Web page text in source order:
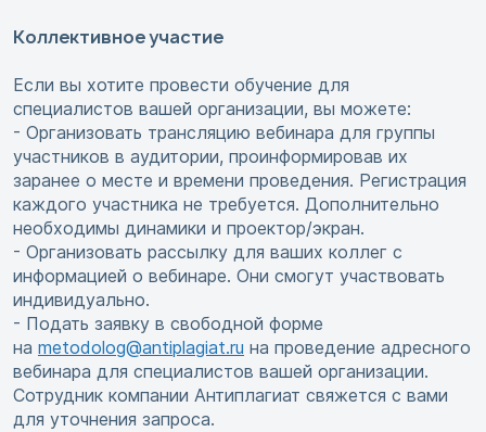
Коллективное участие
Если вы хотите провести обучение для
специалистов вашей организации, вы можете:
- Организовать трансляцию вебинара для группы
участников в аудитории, проинформировав их
заранее о месте и времени проведения. Регистрация
каждого участника не требуется. Дополнительно
необходимы динамики и проектор/экран.
- Организовать рассылку для ваших коллег с
информацией о вебинаре. Они смогут участвовать
индивидуально.
- Подать заявку в свободной форме
на metodolog@antiplagiat.ru на проведение адресного
вебинара для специалистов вашей организации.
Сотрудник компании Антиплагиат свяжется с вами
для уточнения запроса.